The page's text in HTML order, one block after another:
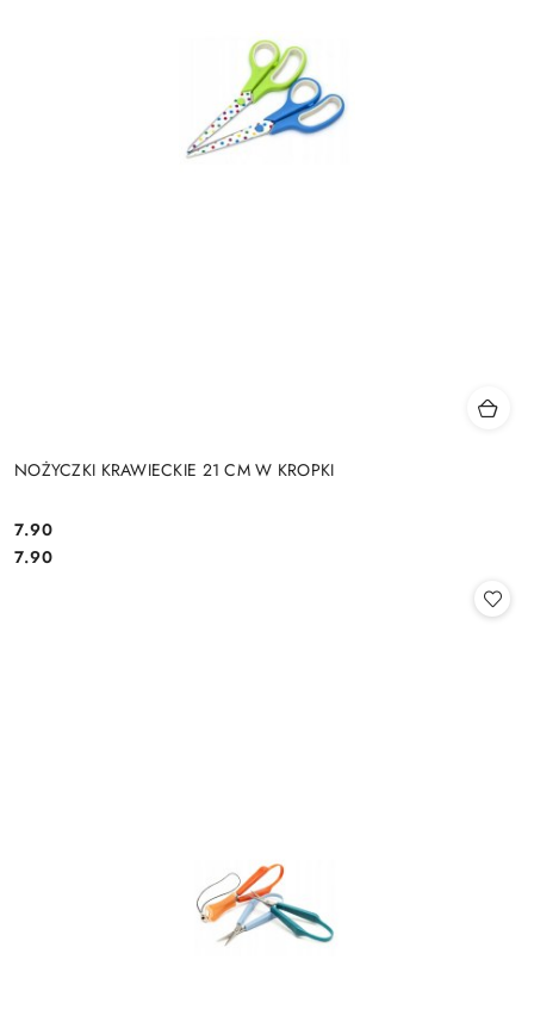
NOŻYCZKI KRAWIECKIE 21 CM W KROPKI
Cena:
7.90
Cena:
7.90